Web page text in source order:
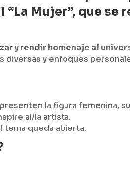
Mujer”, que se
y rendir homenaje al
diversas y enfoques
la figura femenina,
al/la artista.
tema queda abierta.